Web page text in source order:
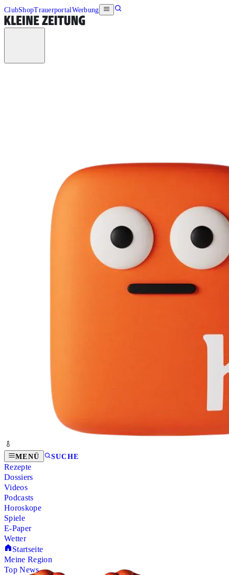
ClubShopTrauerportalWerbung
MENÜ SUCHE
Rezepte
Dossiers
Videos
Podcasts
Horoskope
Spiele
E-Paper
Wetter
Startseite
Meine Region
Top News